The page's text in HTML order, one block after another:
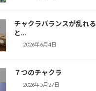
チャクラバランスが乱れる
と…
2026年6月4日
７つのチャクラ
2026年5月27日